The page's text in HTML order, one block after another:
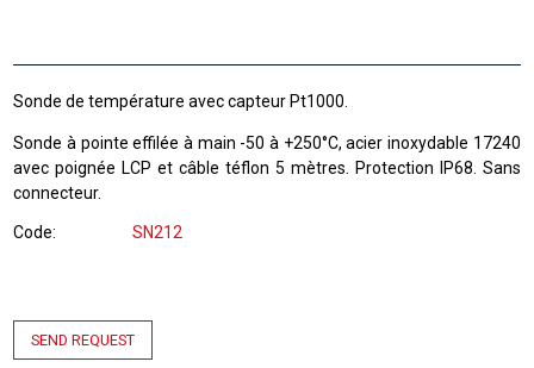
Sonde de température avec capteur Pt1000.
Sonde à pointe effilée à main -50 à +250°C, acier inoxydable 17240
avec poignée LCP et câble téflon 5 mètres. Protection IP68. Sans
connecteur.
Code SN212
SEND REQUEST